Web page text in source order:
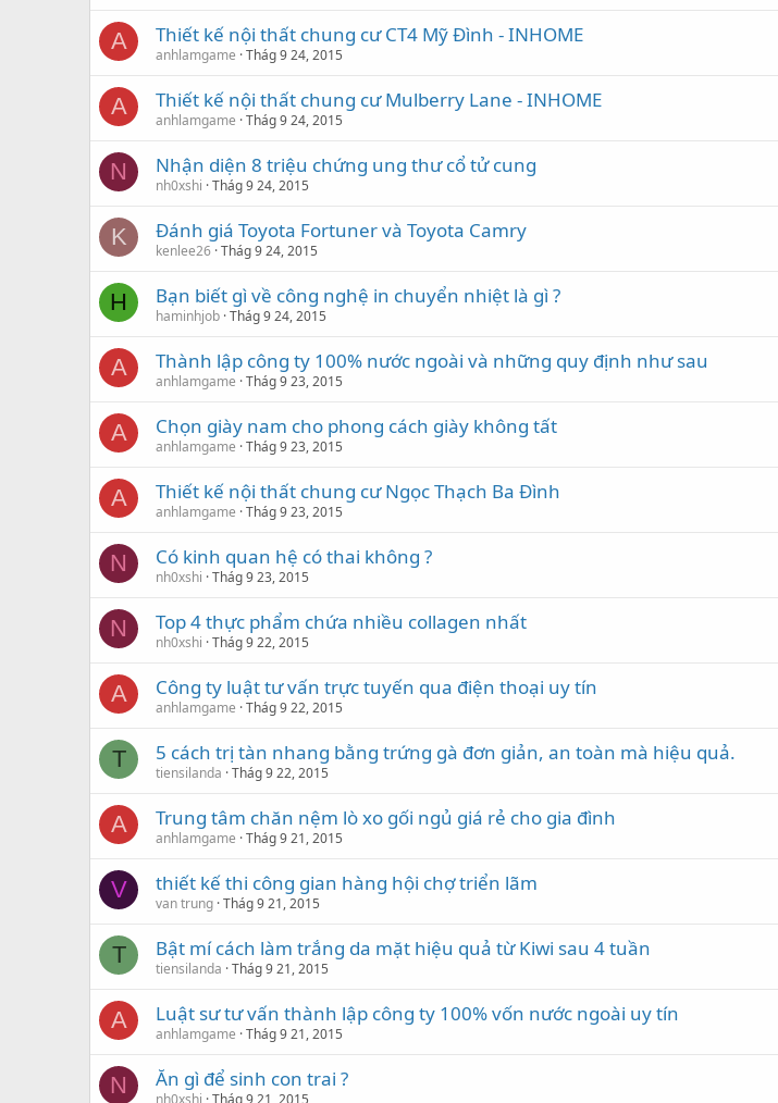
A Thiết kế nội thất chung cư CT4 Mỹ Đình - INHOME
anhlamgame Thág 9 24, 2015
A Thiết kế nội thất chung cư Mulberry Lane - INHOME
anhlamgame Thág 9 24, 2015
N Nhận diện 8 triệu chứng ung thư cổ tử cung
nh0xshi Thág 9 24, 2015
K Đánh giá Toyota Fortuner và Toyota Camry
kenlee26 Thág 9 24, 2015
H Bạn biết gì về công nghệ in chuyển nhiệt là gì ?
haminhjob Thág 9 24, 2015
A Thành lập công ty 100% nước ngoài và những quy định như sau
anhlamgame Thág 9 23, 2015
A Chọn giày nam cho phong cách giày không tất
anhlamgame Thág 9 23, 2015
A Thiết kế nội thất chung cư Ngọc Thạch Ba Đình
anhlamgame Thág 9 23, 2015
N Có kinh quan hệ có thai không ?
nh0xshi Thág 9 23, 2015
N Top 4 thực phẩm chứa nhiều collagen nhất
nh0xshi Thág 9 22, 2015
A Công ty luật tư vấn trực tuyến qua điện thoại uy tín
anhlamgame Thág 9 22, 2015
T 5 cách trị tàn nhang bằng trứng gà đơn giản, an toàn mà hiệu quả.
tiensilanda Thág 9 22, 2015
A Trung tâm chăn nệm lò xo gối ngủ giá rẻ cho gia đình
anhlamgame Thág 9 21, 2015
V thiết kế thi công gian hàng hội chợ triển lãm
van trung Thág 9 21, 2015
T Bật mí cách làm trắng da mặt hiệu quả từ Kiwi sau 4 tuần
tiensilanda Thág 9 21, 2015
A Luật sư tư vấn thành lập công ty 100% vốn nước ngoài uy tín
anhlamgame Thág 9 21, 2015
N Ăn gì để sinh con trai ?
nh0xshi Thág 9 21, 2015